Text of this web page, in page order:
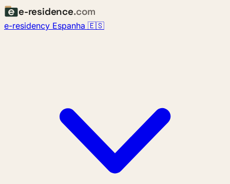
e-residence.com
e-residency Espanha 🇪🇸